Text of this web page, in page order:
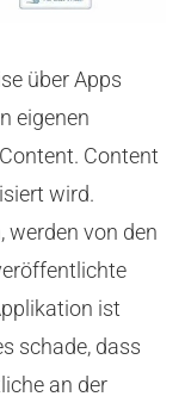
über Apps
eigenen
Content
wird.
werden von den
ist
schade, dass
an der